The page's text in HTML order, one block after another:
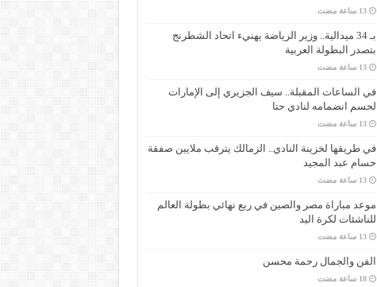
‏13 ساعة مضت
بـ 34 ميدالية.. وزير الرياضة يهنيء اتحاد الشطرنج
بتصدر البطولة العربية
‏13 ساعة مضت
في الساعات المقبلة.. سيف الجزيري إلى الإمارات
لحسم انضمامه لنادي حتا
‏13 ساعة مضت
في طريقها لخزينة النادي.. الزمالك يترقب ملايين صفقة
حسام عبد المجيد
‏13 ساعة مضت
موعد مباراة مصر والصين في ربع نهائي بطولة العالم
للناشئات لكرة اليد
‏13 ساعة مضت
الفن والجمال رحمة محسن
‏18 ساعة مضت